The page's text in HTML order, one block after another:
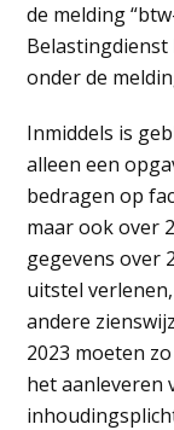
de melding
onder de
Inmiddels is
alleen een
bedragen op
maar ook over
gegevens over
uitstel
andere
2023 moeten
het aanleveren